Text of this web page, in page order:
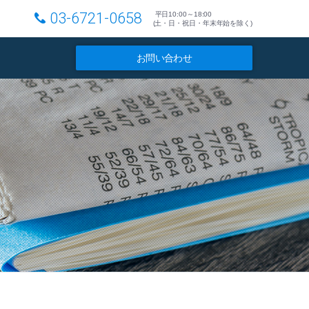
03-6721-0658
平日10:00～18:00
(土・日・祝日・年末年始を除く)
お問い合わせ